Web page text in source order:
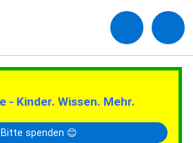
- Kinder. Wissen. Mehr.
Bitte spenden 😊